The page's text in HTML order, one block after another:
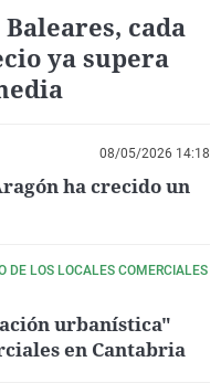
cada
ya supera
08/05/2026 14:18
ha crecido un
DE LOS LOCALES COMERCIALES
urbanística"
en Cantabria